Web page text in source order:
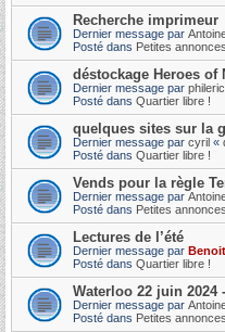
Recherche imprimeur
Dernier message par
Posté dans Petites annonces
déstockage Heroes of
Dernier message par
Posté dans Quartier libre !
quelques sites sur la
Dernier message par cyril «
Posté dans Quartier libre !
Vends pour la règle
Dernier message par
Posté dans Petites annonces
Lectures de l’été
Dernier message par Benoit
Posté dans Quartier libre !
Waterloo 22 juin 2024
Dernier message par
Posté dans Petites annonces